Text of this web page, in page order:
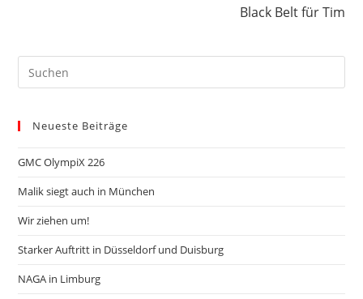
Black Belt für Tim
Neueste Beiträge
GMC OlympiX 226
Malik siegt auch in München
Wir ziehen um!
Starker Auftritt in Düsseldorf und Duisburg
NAGA in Limburg